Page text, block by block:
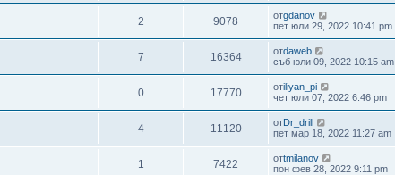
2 9078 отgdanov
пет юли 29, 2022 10:41 pm
7 16364 отdaweb
съб юли 09, 2022 10:15 am
0 17770 отiliyan_pi
чет юли 07, 2022 6:46 pm
4 11120 отDr_drill
пет мар 18, 2022 11:27 am
1 7422 отtmilanov
пон фев 28, 2022 9:11 pm